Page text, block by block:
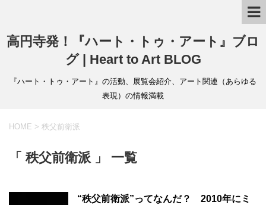
高円寺発！『ハート・トゥ・アート』ブロ
グ | Heart to Art BLOG
『ハート・トゥ・アート』の活動、展覧会紹介、アート関連（あらゆる
表現）の情報満載
HOME > 秩父前衛派
「 秩父前衛派 」 一覧
“秩父前衛派”ってなんだ？ 2010年にミ